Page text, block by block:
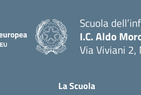
Scuola
I.C. Aldo
Via Viviani 2,
La Scuola